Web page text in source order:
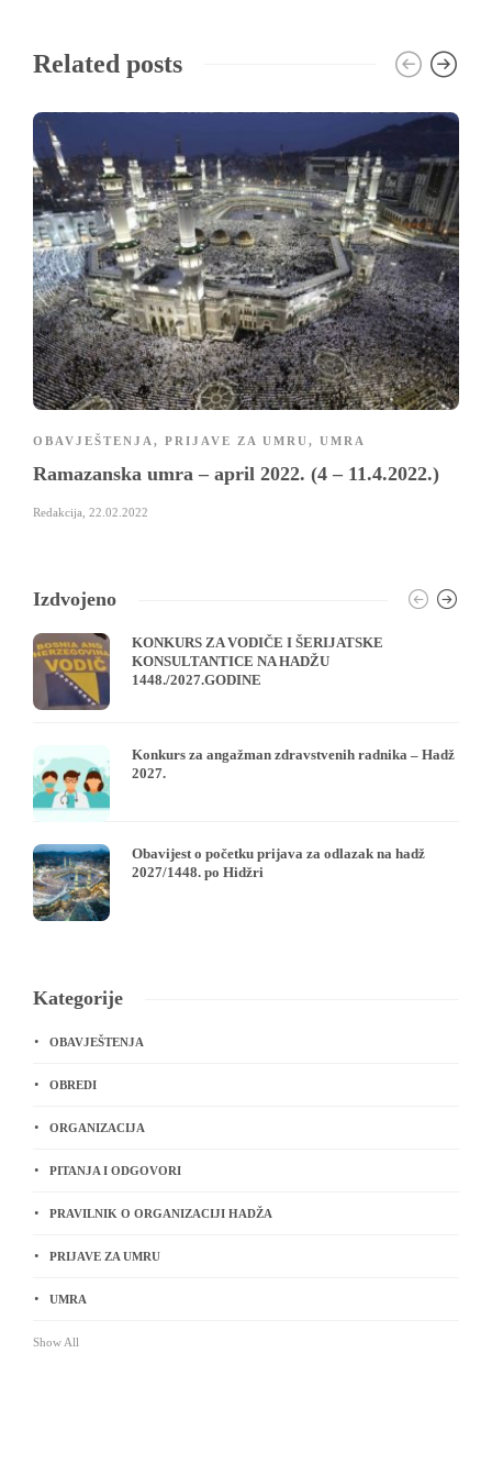
Related posts
OBAVJEŠTENJA , PRIJAVE ZA UMRU, UMRA
Ramazanska umra – april 2022. (4 – 11.4.2022.)
Redakcija 22.02.2022
Izdvojeno
KONKURS ZA VODIČE I ŠERIJATSKE
KONSULTANTICE NA HADŽU
1448./2027.GODINE
Konkurs za angažman zdravstvenih radnika – Hadž
2027.
Obavijest o početku prijava za odlazak na hadž
2027/1448. po Hidžri
Kategorije
OBAVJEŠTENJA
OBREDI
ORGANIZACIJA
PITANJA I ODGOVORI
PRAVILNIK O ORGANIZACIJI HADŽA
PRIJAVE ZA UMRU
UMRA
Show All